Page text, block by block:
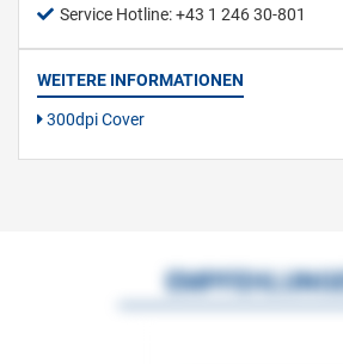
Service Hotline: +43 1 246 30-801
WEITERE INFORMATIONEN
300dpi Cover